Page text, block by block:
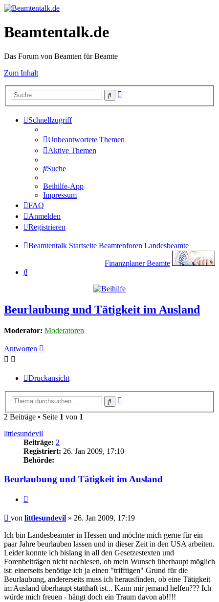
Beamtentalk.de
Das Forum von Beamten für Beamte
Zum Inhalt
Suche
Schnellzugriff
Unbeantwortete Themen
Aktive Themen
Suche
Beihilfe-App
Impressum
FAQ
Anmelden
Registrieren
Beamtentalk Startseite Beamtenforen Landesbeamte
Finanzplaner Beamte
Suche
Beurlaubung und Tätigkeit im Ausland
Moderator: Moderatoren
Antworten
Druckansicht
Suche
2 Beiträge • Seite 1 von 1
littlesundevil
Beiträge: 2
Registriert: 26. Jan 2009, 17:10
Behörde:
Beurlaubung und Tätigkeit im Ausland
Beitrag
von littlesundevil » 26. Jan 2009, 17:19
Ich bin Landesbeamter in Hessen und möchte mich gerne für ein
paar Jahre beurlauben lassen und in dieser Zeit in den USA arbeiten.
Leider konnte ich bislang in all den Gesetzestexten und
Forenbeiträgen nicht nachlesen, ob mein Wunsch überhaupt möglich
ist: einerseits benötige ich ja einen "trifftigen" Grund für die
Beurlaubung, andererseits muss ich herausfinden, ob eine Tätigkeit
im Ausland überhaupt statthaft ist... Kann mir jemand helfen??? Ich
würde mich freuen - hängt doch ein Traum davon ab!!!!